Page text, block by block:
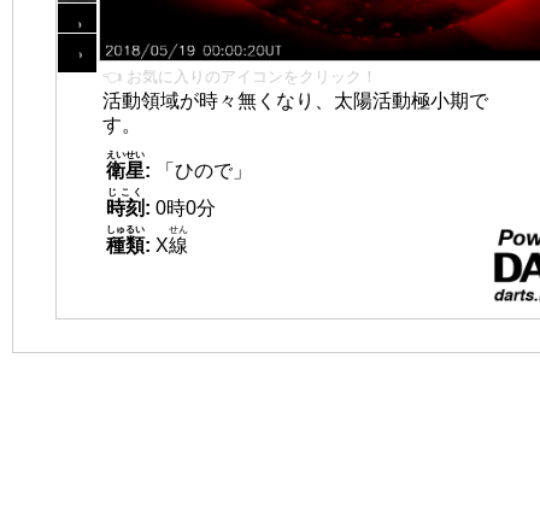
👈 お気に入りのアイコンをクリック！
活動領域が時々無くなり、太陽活動極小期で
す。
衛星
えいせい
:
「ひので」
時刻
じこく
: 0時0分
種類
しゅるい
: X線
せん